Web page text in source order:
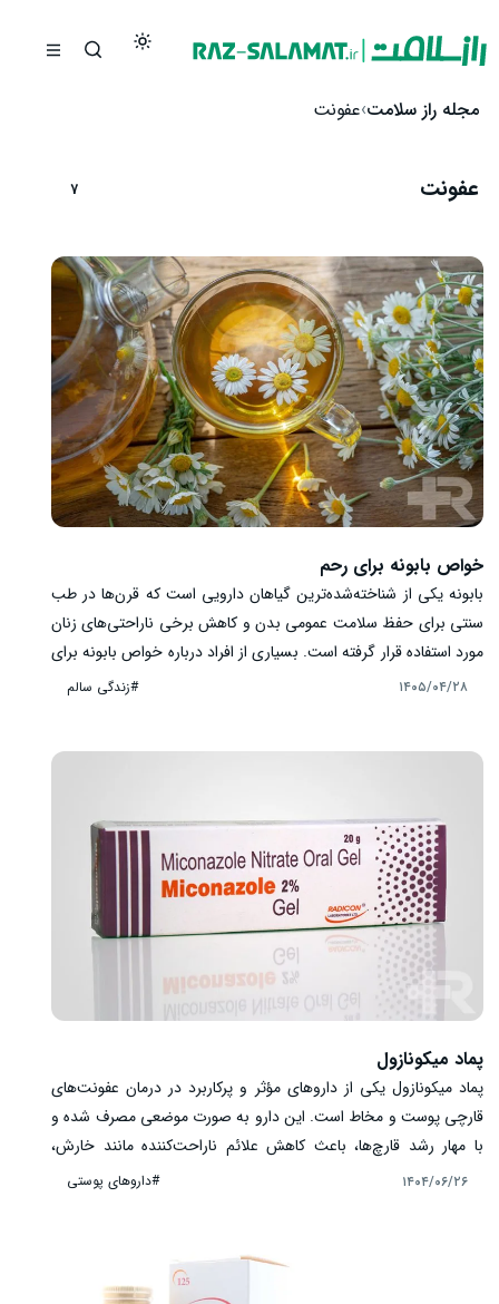
پرش به محتوا
مجله راز سلامت عفونت
عفونت 7
خواص بابونه برای رحم
بابونه یکی از شناخته‌شده‌ترین گیاهان دارویی است که قرن‌ها در طب
سنتی برای حفظ سلامت عمومی بدن و کاهش برخی ناراحتی‌های زنان
مورد استفاده قرار گرفته است. بسیاری از افراد درباره خواص بابونه برای
رحم، کاهش دردهای قاعدگی و تأثیر آن بر سلامت دستگاه تناسلی زنان
آرام‌بخش و ضدالتهابی مورد توجه قرار گرفته‌اند. با این حال، نباید از
را داشت.
۱۴۰۵/۰۴/۲۸ #زندگی سالم
پماد میکونازول
پماد میکونازول یکی از داروهای مؤثر و پرکاربرد در درمان عفونت‌های
قارچی پوست و مخاط است. این دارو به صورت موضعی مصرف شده و
با مهار رشد قارچ‌ها، باعث کاهش علائم ناراحت‌کننده مانند خارش،
التهاب، قرمزی و پوسته‌ریزی می‌شود. عفونت‌های قارچی مانند کچلی
خواهد شد. مزیت اصلی این دارو، اثر سریع و موضعی آن است که
جذب سیستمیک کمی دارد و خطر عوارض جدی را کاهش می‌دهد.
۱۴۰۴/۰۶/۲۶ #داروهای پوستی